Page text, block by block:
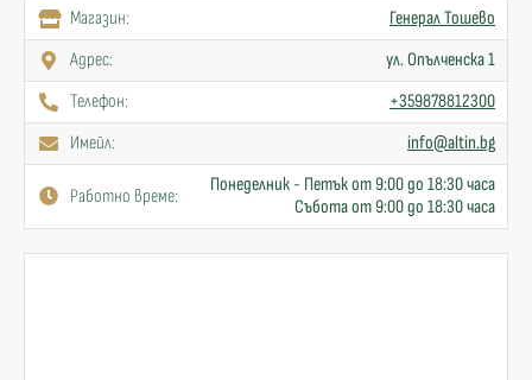
Mагазин:
Генерал Тошево
Адрес:
ул. Опълченска 1
Телефон:
+359878812300
Имейл:
info@altin.bg
Работно време:
Понеделник - Петък от 9:00 до 18:30 часа
Събота от 9:00 до 18:30 часа